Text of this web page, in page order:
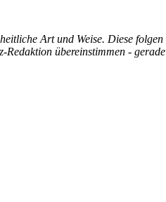
Art und Weise. Diese folgen
Redaktion übereinstimmen - gerade